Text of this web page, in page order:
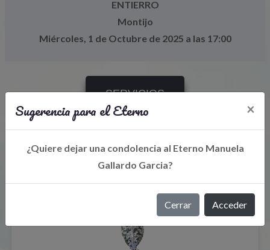
ENTIERRO
Montijo
Miércoles, 1 de Octubre de 2025 a las 17:00
SERVICIOS
Flores para el recuerdo
Sugerencia para el Eterno ×
¿Quiere dejar una condolencia al Eterno Manuela
Gallardo Garcia?
Cerrar Acceder